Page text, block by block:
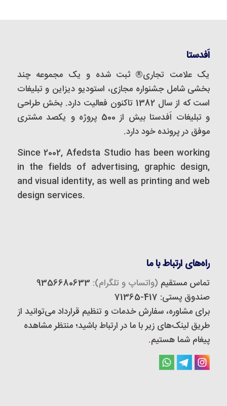
اَفدستا
یک علامت تجاری® ثبت شده و یک مجموعه‌ چند
بخشی شامل جشنواره مجازی، استودیو دیزاین و تبلیغات
است که از سال 1382 تاکنون فعالیت دارد. بخش طراحی
و تبلیغات اَفدستا بیش از 500 پروژه و یکصد مشتری
موفق در پرونده خود دارد.
Since 2002, Afedsta Studio has been working
in the fields of advertising, graphic design,
and visual identity, as well as printing and web
design services.
راه‌های ارتباط با ما
تماس مستقیم (واتساپ و تلگرام):
صندوق پستی: 417-71365
برای مشاوره، سفارش خدمات و تنظیم قرارداد می‌توانید از
طریق لینک‌های زیر با ما در ارتباط باشید؛ منتظر مشاهده
پیغام شما هستیم.